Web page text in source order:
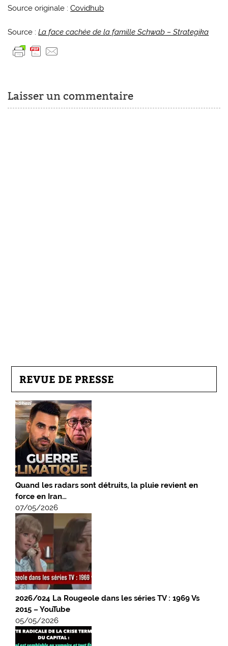
Source originale :Covidhub
Source :La face cachée de la famille Schwab – Strategika
Laisser un commentaire
REVUE DE PRESSE
Quand les radars sont détruits, la pluie revient en
force en Iran…
07/05/2026
2026/024 La Rougeole dans les séries TV : 1969 Vs
2015 – YouTube
05/05/2026